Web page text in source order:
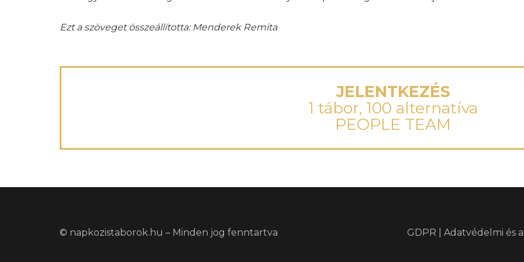
Ezt a szöveget összeállította: Menderek Remita
JELENTKEZÉS
1 tábor, 100 alternatíva
PEOPLE TEAM
© napkozistaborok.hu – Minden jog fenntartva GDPR | Adatvédelmi és